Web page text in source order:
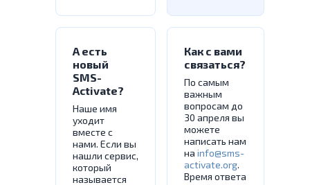
А есть
новый
SMS-
Activate?
Наше имя
уходит
вместе с
нами. Если вы
нашли сервис,
который
называется
Как с вами
связаться?
По самым
важным
вопросам до
30 апреля вы
можете
написать нам
на info@sms-
activate.org.
Время ответа